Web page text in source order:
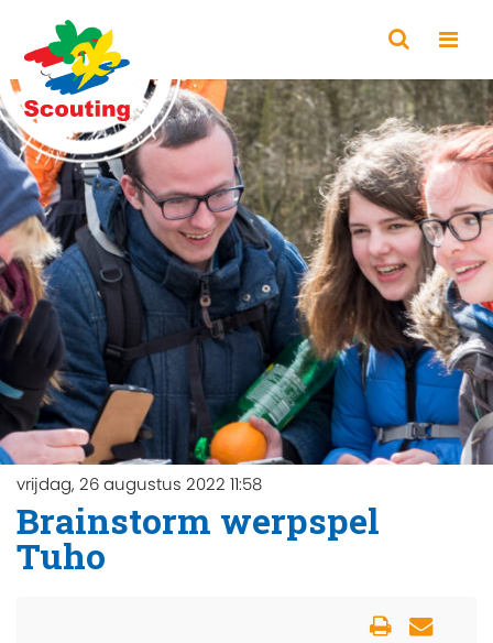
vrijdag, 26 augustus 2022 11:58
Brainstorm werpspel
Tuho